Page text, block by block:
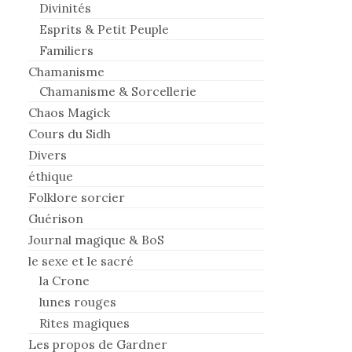
Divinités
Esprits & Petit Peuple
Familiers
Chamanisme
Chamanisme & Sorcellerie
Chaos Magick
Cours du Sidh
Divers
éthique
Folklore sorcier
Guérison
Journal magique & BoS
le sexe et le sacré
la Crone
lunes rouges
Rites magiques
Les propos de Gardner